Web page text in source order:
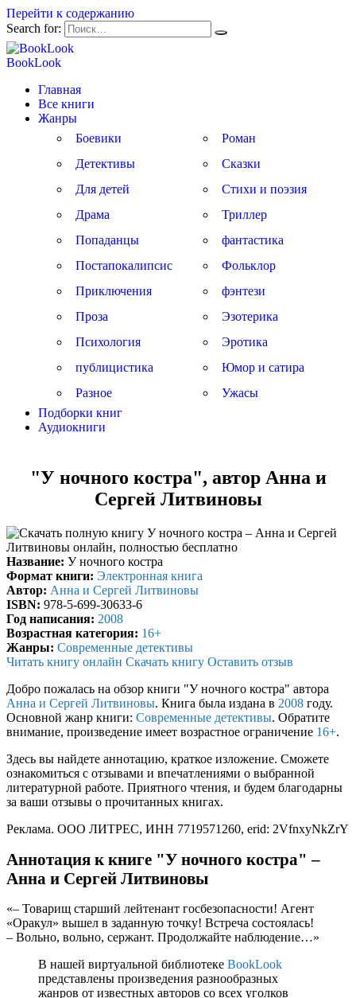
Перейти к содержанию
Search for:
BookLook
Главная
Все книги
Жанры
Боевики
Детективы
Для детей
Драма
Попаданцы
Постапокалипсис
Приключения
Проза
Психология
публицистика
Разное
Роман
Сказки
Стихи и поэзия
Триллер
фантастика
Фольклор
фэнтези
Эзотерика
Эротика
Юмор и сатира
Ужасы
Подборки книг
Аудиокниги
"У ночного костра", автор Анна и
Сергей Литвиновы
Название: У ночного костра
Формат книги: Электронная книга
Автор: Анна и Сергей Литвиновы
ISBN: 978-5-699-30633-6
Год написания: 2008
Возрастная категория: 16+
Жанры: Современные детективы
Читать книгу онлайн Скачать книгу Оставить отзыв
Добро пожалась на обзор книги "У ночного костра" автора
Анна и Сергей Литвиновы. Книга была издана в 2008 году.
Основной жанр книги: Современные детективы. Обратите
внимание, произведение имеет возрастное ограничение 16+.
Здесь вы найдете аннотацию, краткое изложение. Сможете
ознакомиться с отзывами и впечатлениями о выбранной
литературной работе. Приятного чтения, и будем благодарны
за ваши отзывы о прочитанных книгах.
Реклама. ООО ЛИТРЕС, ИНН 7719571260, erid: 2VfnxyNkZrY
Аннотация к книге "У ночного костра" –
Анна и Сергей Литвиновы
«– Товарищ старший лейтенант госбезопасности! Агент
«Оракул» вышел в заданную точку! Встреча состоялась!
– Вольно, вольно, сержант. Продолжайте наблюдение…»
В нашей виртуальной библиотеке BookLook
представлены произведения разнообразных
жанров от известных авторов со всех уголков